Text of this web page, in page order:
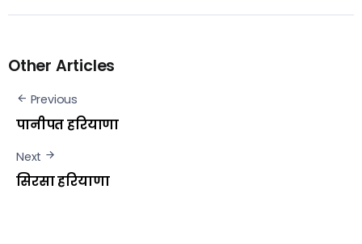
Other Articles
Previous
पानीपत हरियाणा
Next
सिरसा हरियाणा